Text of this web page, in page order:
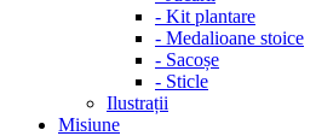
- Kit plantare
- Medalioane stoice
- Sacoșe
- Sticle
Ilustrații
Misiune